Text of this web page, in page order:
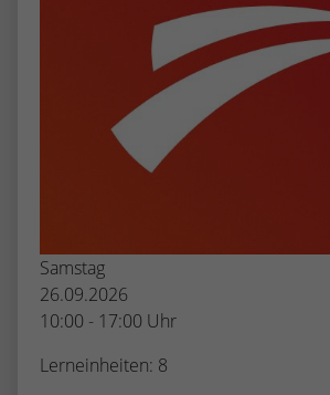
Samstag
26.09.2026
10:00 - 17:00 Uhr
Lerneinheiten: 8